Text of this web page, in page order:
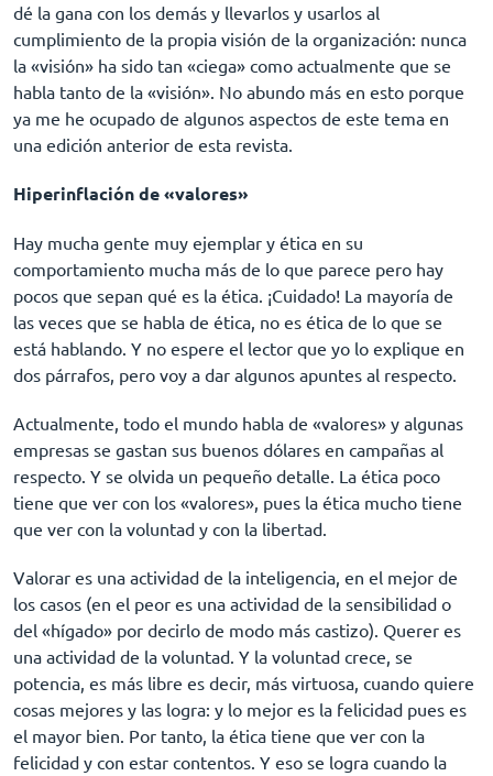
dé la gana con los demás y llevarlos y usarlos al
cumplimiento de la propia visión de la organización: nunca
la «visión» ha sido tan «ciega» como actualmente que se
habla tanto de la «visión». No abundo más en esto porque
ya me he ocupado de algunos aspectos de este tema en
una edición anterior de esta revista.
Hiperinflación de «valores»
Hay mucha gente muy ejemplar y ética en su
comportamiento mucha más de lo que parece pero hay
pocos que sepan qué es la ética. ¡Cuidado! La mayoría de
las veces que se habla de ética, no es ética de lo que se
está hablando. Y no espere el lector que yo lo explique en
dos párrafos, pero voy a dar algunos apuntes al respecto.
Actualmente, todo el mundo habla de «valores» y algunas
empresas se gastan sus buenos dólares en campañas al
respecto. Y se olvida un pequeño detalle. La ética poco
tiene que ver con los «valores», pues la ética mucho tiene
que ver con la voluntad y con la libertad.
Valorar es una actividad de la inteligencia, en el mejor de
los casos (en el peor es una actividad de la sensibilidad o
del «hígado» por decirlo de modo más castizo). Querer es
una actividad de la voluntad. Y la voluntad crece, se
potencia, es más libre es decir, más virtuosa, cuando quiere
cosas mejores y las logra: y lo mejor es la felicidad pues es
el mayor bien. Por tanto, la ética tiene que ver con la
felicidad y con estar contentos. Y eso se logra cuando la